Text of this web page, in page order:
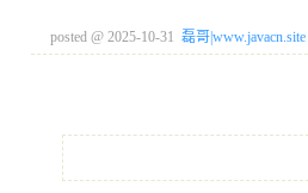
posted @ 2025-10-31 磊哥|www.javacn.site